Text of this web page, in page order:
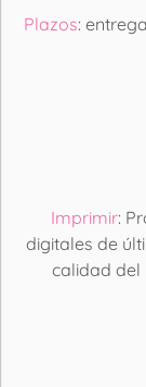
Plazos:
Imprimir:
digitales de
calidad del